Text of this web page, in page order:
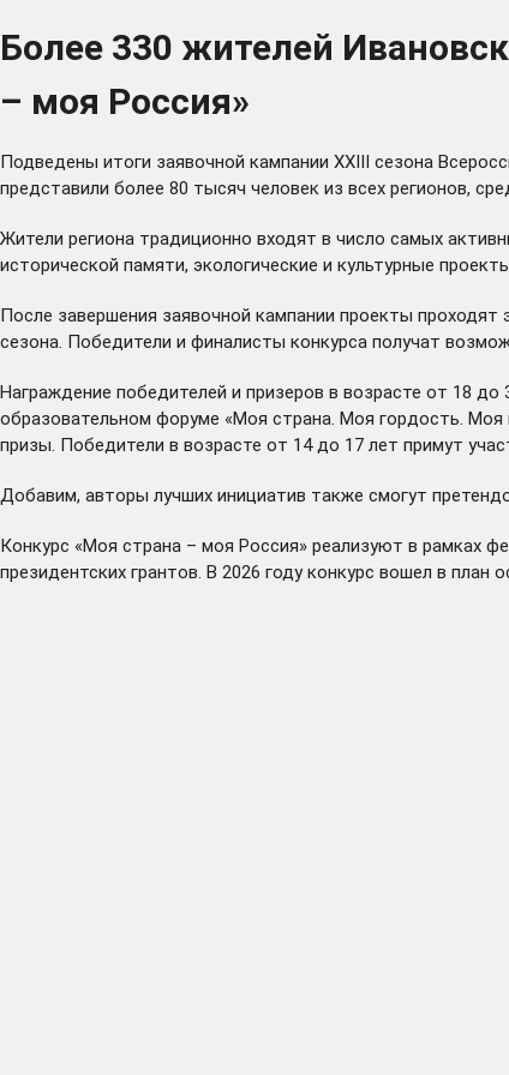
Более 330 жителей
– моя Россия»
Подведены итоги заявочной кампании XXIII сезона
представили более 80 тысяч человек из всех регионов,
Жители региона традиционно входят в число самых
исторической памяти, экологические и культурные
После завершения заявочной кампании проекты проходят
сезона. Победители и финалисты конкурса получат
Награждение победителей и призеров в возрасте от 18
образовательном форуме «Моя страна. Моя гордость.
призы. Победители в возрасте от 14 до 17 лет примут
Добавим, авторы лучших инициатив также смогут
Конкурс «Моя страна – моя Россия» реализуют в рамках
президентских грантов. В 2026 году конкурс вошел в